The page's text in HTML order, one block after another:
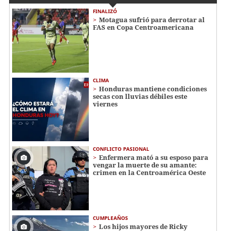
FINALIZÓ
Motagua sufrió para derrotar al
FAS en Copa Centroamericana
CLIMA
Honduras mantiene condiciones
secas con lluvias débiles este
viernes
CONFLICTO PASIONAL
Enfermera mató a su esposo para
vengar la muerte de su amante:
crimen en la Centroamérica Oeste
CUMPLEAÑOS
Los hijos mayores de Ricky